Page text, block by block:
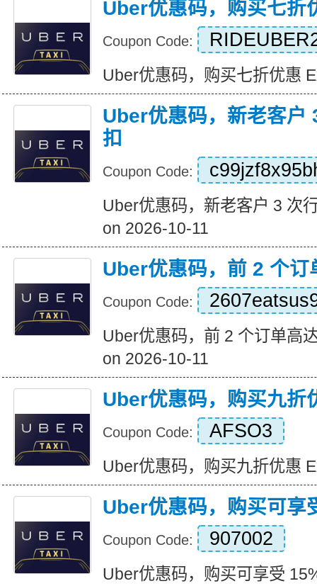
Uber优惠码，购买七折
Coupon Code:
Uber优惠码，购买七折优惠
Uber优惠码，新老客户
扣
Coupon Code:
Uber优惠码，新老客户 3 次
on 2026-10-11
Uber优惠码，前 2 个订
Coupon Code:
Uber优惠码，前 2 个订单高
on 2026-10-11
Uber优惠码，购买九折
Coupon Code: AFSO3
Uber优惠码，购买九折优惠
Uber优惠码，购买可享
Coupon Code: 907002
Uber优惠码，购买可享受